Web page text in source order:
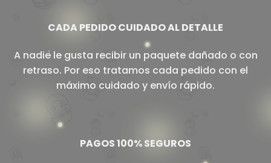
CADA PEDIDO CUIDADO AL DETALLE
A nadie le gusta recibir un paquete dañado o con
retraso. Por eso tratamos cada pedido con el
máximo cuidado y envío rápido.
PAGOS 100% SEGUROS